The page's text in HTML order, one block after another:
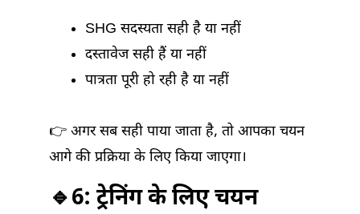
SHG सदस्यता सही है या नहीं
दस्तावेज सही हैं या नहीं
पात्रता पूरी हो रही है या नहीं
👉 अगर सब सही पाया जाता है, तो आपका चयन
आगे की प्रक्रिया के लिए किया जाएगा।
🔹6: ट्रेनिंग के लिए चयन